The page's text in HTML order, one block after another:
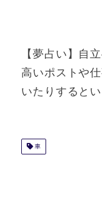
【夢占い】自
高いポストや
いたりするとい
車